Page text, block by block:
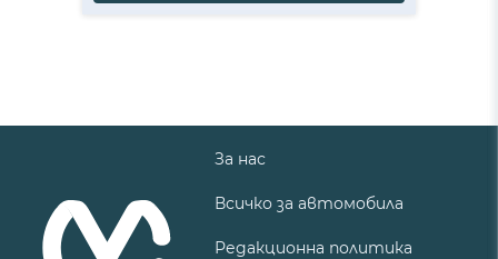
За нас
Всичко за автомобила
Редакционна политика